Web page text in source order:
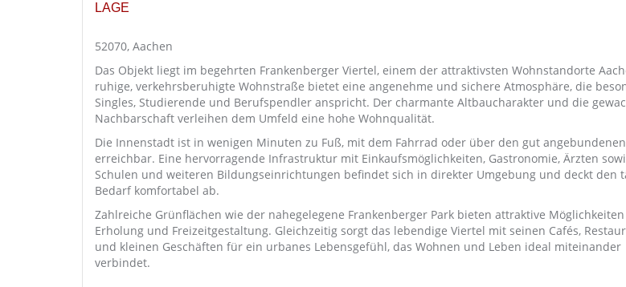
LAGE
52070, Aachen
Das Objekt liegt im begehrten Frankenberger Viertel, einem der attraktivsten Wohnstandorte
ruhige, verkehrsberuhigte Wohnstraße bietet eine angenehme und sichere Atmosphäre, die
Singles, Studierende und Berufspendler anspricht. Der charmante Altbaucharakter und die
Nachbarschaft verleihen dem Umfeld eine hohe Wohnqualität.
Die Innenstadt ist in wenigen Minuten zu Fuß, mit dem Fahrrad oder über den gut angebundenen
erreichbar. Eine hervorragende Infrastruktur mit Einkaufsmöglichkeiten, Gastronomie, Ärzten
Schulen und weiteren Bildungseinrichtungen befindet sich in direkter Umgebung und deckt den
Bedarf komfortabel ab.
Zahlreiche Grünflächen wie der nahegelegene Frankenberger Park bieten attraktive
Erholung und Freizeitgestaltung. Gleichzeitig sorgt das lebendige Viertel mit seinen Cafés,
und kleinen Geschäften für ein urbanes Lebensgefühl, das Wohnen und Leben ideal miteinander
verbindet.